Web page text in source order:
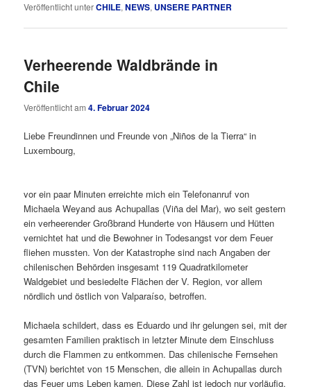
Veröffentlicht unterCHILE,NEWS, UNSERE PARTNER
Verheerende Waldbrände in
Chile
Veröffentlicht am4. Februar 2024
Liebe Freundinnen und Freunde von „Niños de la Tierra“ in
Luxembourg,
vor ein paar Minuten erreichte mich ein Telefonanruf von
Michaela Weyand aus Achupallas (Viña del Mar), wo seit gestern
ein verheerender Großbrand Hunderte von Häusern und Hütten
vernichtet hat und die Bewohner in Todesangst vor dem Feuer
fliehen mussten. Von der Katastrophe sind nach Angaben der
chilenischen Behörden insgesamt 119 Quadratkilometer
Waldgebiet und besiedelte Flächen der V. Region, vor allem
nördlich und östlich von Valparaíso, betroffen.
Michaela schildert, dass es Eduardo und ihr gelungen sei, mit der
gesamten Familien praktisch in letzter Minute dem Einschluss
durch die Flammen zu entkommen. Das chilenische Fernsehen
(TVN) berichtet von 15 Menschen, die allein in Achupallas durch
das Feuer ums Leben kamen. Diese Zahl ist jedoch nur vorläufig.